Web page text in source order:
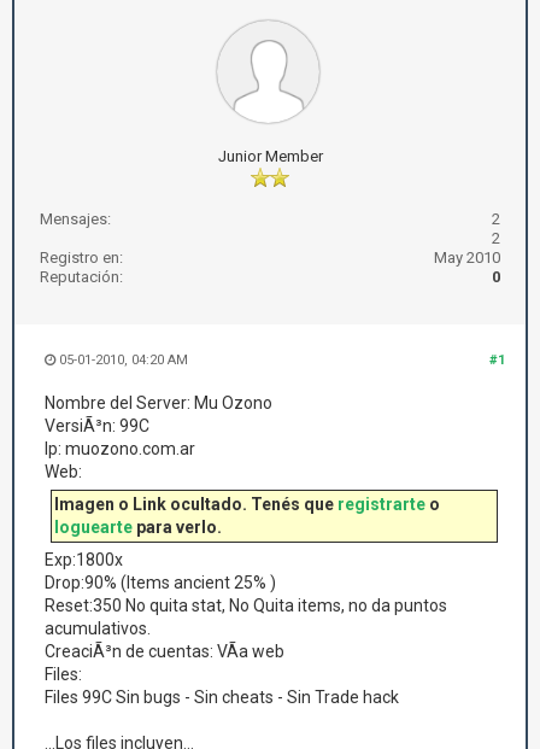
Junior Member
Mensajes:
2
2
Registro en:
May 2010
Reputación:
0
#1
05-01-2010, 04:20 AM
Nombre del Server: Mu Ozono
VersiÃ³n: 99C
Ip: muozono.com.ar
Web:
Imagen o Link ocultado. Tenés que registrarte o
loguearte para verlo.
Exp:1800x
Drop:90% (Items ancient 25% )
Reset:350 No quita stat, No Quita items, no da puntos
acumulativos.
CreaciÃ³n de cuentas: VÃ­a web
Files:
Files 99C Sin bugs - Sin cheats - Sin Trade hack
...Los files incluyen...